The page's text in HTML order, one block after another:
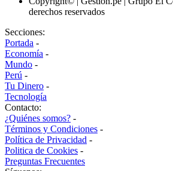
derechos reservados
Secciones:
Portada -
Economía -
Mundo -
Perú -
Tu Dinero -
Tecnología
Contacto:
¿Quiénes somos? -
Términos y Condiciones -
Política de Privacidad -
Politica de Cookies -
Preguntas Frecuentes